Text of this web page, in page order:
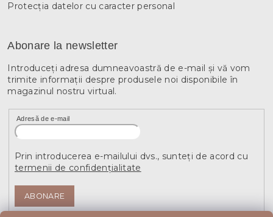
Protecția datelor cu caracter personal
Abonare la newsletter
Introduceţi adresa dumneavoastră de e-mail şi vă vom
trimite informaţii despre produsele noi disponibile în
magazinul nostru virtual.
Adresă de e-mail
Prin introducerea e-mailului dvs., sunteți de acord cu
termenii de confidențialitate
ABONARE